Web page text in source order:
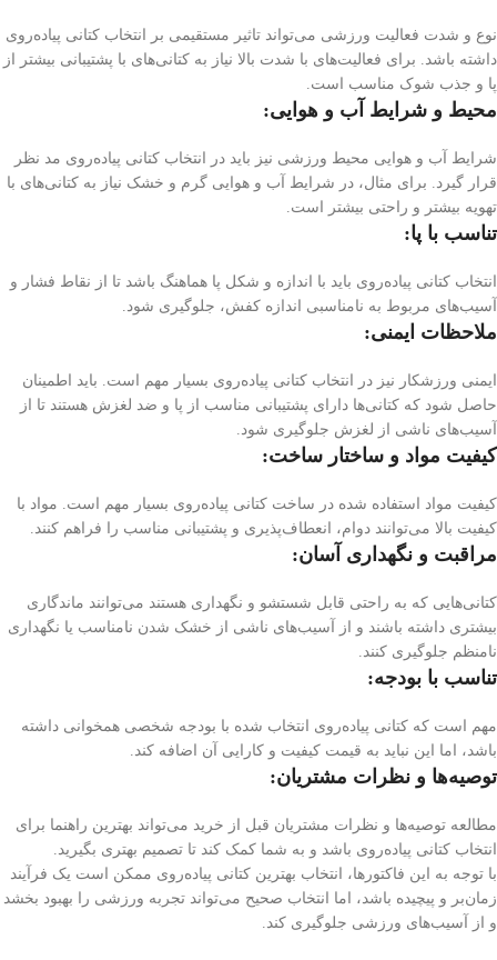
نوع و شدت فعالیت ورزشی می‌تواند تاثیر مستقیمی بر انتخاب کتانی پیاده‌روی
داشته باشد. برای فعالیت‌های با شدت بالا نیاز به کتانی‌های با پشتیبانی بیشتر از
پا و جذب شوک مناسب است.
محیط و شرایط آب و هوایی:
شرایط آب و هوایی محیط ورزشی نیز باید در انتخاب کتانی پیاده‌روی مد نظر
قرار گیرد. برای مثال، در شرایط آب و هوایی گرم و خشک نیاز به کتانی‌های با
تهویه بیشتر و راحتی بیشتر است.
تناسب با پا:
انتخاب کتانی پیاده‌روی باید با اندازه و شکل پا هماهنگ باشد تا از نقاط فشار و
آسیب‌های مربوط به نامناسبی اندازه کفش، جلوگیری شود.
ملاحظات ایمنی:
ایمنی ورزشکار نیز در انتخاب کتانی پیاده‌روی بسیار مهم است. باید اطمینان
حاصل شود که کتانی‌ها دارای پشتیبانی مناسب از پا و ضد لغزش هستند تا از
آسیب‌های ناشی از لغزش جلوگیری شود.
کیفیت مواد و ساختار ساخت:
کیفیت مواد استفاده شده در ساخت کتانی پیاده‌روی بسیار مهم است. مواد با
کیفیت بالا می‌توانند دوام، انعطاف‌پذیری و پشتیبانی مناسب را فراهم کنند.
مراقبت و نگهداری آسان:
کتانی‌هایی که به راحتی قابل شستشو و نگهداری هستند می‌توانند ماندگاری
بیشتری داشته باشند و از آسیب‌های ناشی از خشک شدن نامناسب یا نگهداری
نامنظم جلوگیری کنند.
تناسب با بودجه:
مهم است که کتانی پیاده‌روی انتخاب شده با بودجه شخصی همخوانی داشته
باشد، اما این نباید به قیمت کیفیت و کارایی آن اضافه کند.
توصیه‌ها و نظرات مشتریان:
مطالعه توصیه‌ها و نظرات مشتریان قبل از خرید می‌تواند بهترین راهنما برای
انتخاب کتانی پیاده‌روی باشد و به شما کمک کند تا تصمیم بهتری بگیرید.
با توجه به این فاکتورها، انتخاب بهترین کتانی پیاده‌روی ممکن است یک فرآیند
زمان‌بر و پیچیده باشد، اما انتخاب صحیح می‌تواند تجربه ورزشی را بهبود بخشد
و از آسیب‌های ورزشی جلوگیری کند.